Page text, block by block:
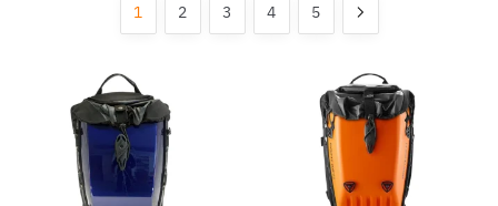
1 2 3 4 5